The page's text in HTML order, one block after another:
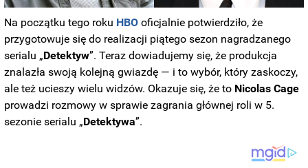
Na początku tego roku HBO oficjalnie potwierdziło, że
przygotowuje się do realizacji piątego sezon nagradzanego
serialu „Detektyw”. Teraz dowiadujemy się, że produkcja
znalazła swoją kolejną gwiazdę — i to wybór, który zaskoczy,
ale też ucieszy wielu widzów. Okazuje się, że to Nicolas Cage
prowadzi rozmowy w sprawie zagrania głównej roli w 5.
sezonie serialu „Detektywa”.